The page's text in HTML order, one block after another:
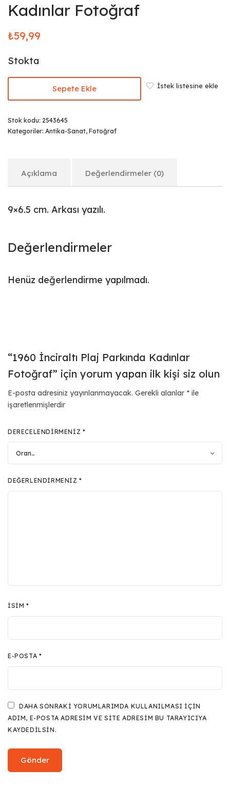
Kadınlar Fotoğraf
₺59,99
Stokta
Sepete Ekle İstek listesine ekle
Stok kodu: 2543645
Kategoriler: Antika-Sanat, Fotoğraf
Açıklama Değerlendirmeler (0)
9×6.5 cm. Arkası yazılı.
Değerlendirmeler
Henüz değerlendirme yapılmadı.
“1960 İnciraltı Plaj Parkında Kadınlar
Fotoğraf” için yorum yapan ilk kişi siz olun
E-posta adresiniz yayınlanmayacak. Gerekli alanlar * ile
işaretlenmişlerdir
DERECELENDIRMENIZ *
DEĞERLENDIRMENIZ*
İSIM*
E-POSTA *
DAHA SONRAKI YORUMLARIMDA KULLANILMASI IÇIN
ADIM, E-POSTA ADRESIM VE SITE ADRESIM BU TARAYICIYA
KAYDEDILSIN.